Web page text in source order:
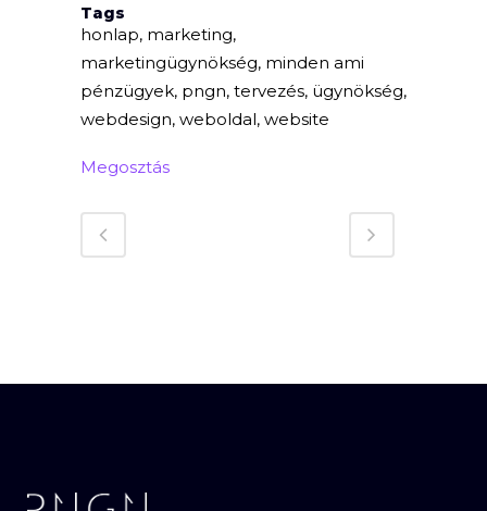
Tags
honlap, marketing,
marketingügynökség, minden ami
pénzügyek, pngn, tervezés, ügynökség,
webdesign, weboldal, website
Megosztás